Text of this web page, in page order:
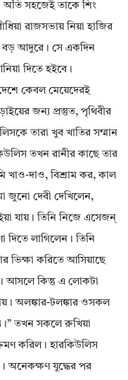
অতি সহজেই তাকে শিং
রাজসভায় নিয়া হাজির
বড় আদুরে। সে একদিন
দিতে হইবে।
কেবল মেয়েদেরই
জন্য প্রস্তুত, পৃথিবীর
তারা খুব খাতির সম্মান
তখন রানীর কাছে তার
খাও-দাও, বিশ্রাম কর, কাল
জুনো দেবী দেখিলেন,
যায়। তিনি নিজে এসেজন্‌
দিতে লাগিলেন। তিনি
ভিক্ষা করিতে আসিয়াছে
আসলে কিন্তু এ লোকটা
অলঙ্কার-টলঙ্কার ওসকল
তখন সকলে রুখিয়া
করিল। হারকিউলিস
অনেকক্ষণ যুদ্ধের পর